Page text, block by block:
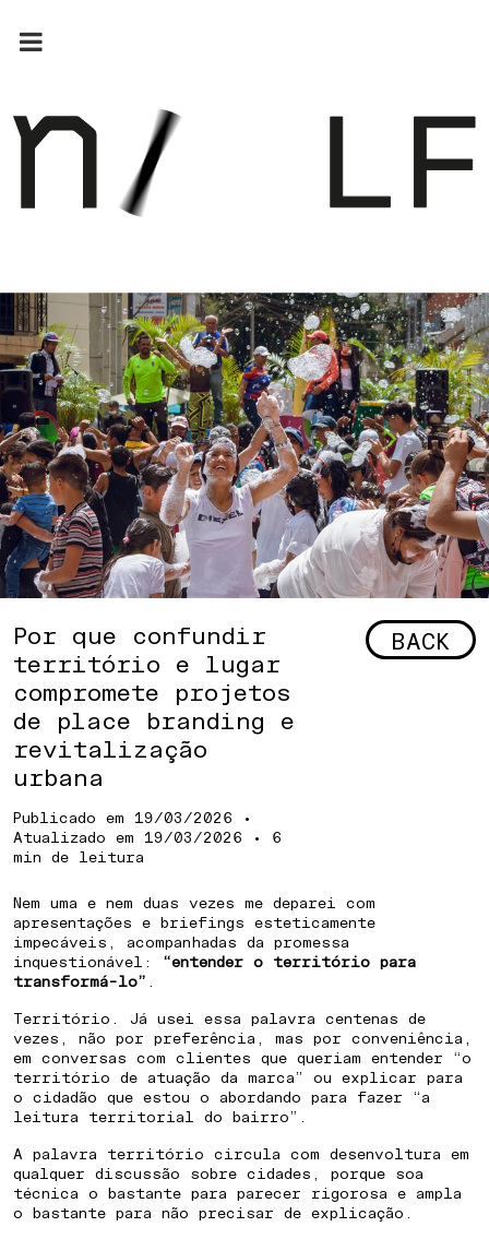
Por que confundir
território e lugar
compromete projetos
de place branding e
revitalização
urbana
Publicado em 19/03/2026
•
Atualizado em 19/03/2026
• 6
min de leitura
BACK
Nem uma e nem duas vezes me deparei com
apresentações e briefings esteticamente
impecáveis, acompanhadas da promessa
inquestionável: “entender o território para
transformá-lo”
Território. Já usei essa palavra centenas de
vezes, não por preferência, mas por conveniência,
em conversas com clientes que queriam entender “o
território de atuação da marca” ou explicar para
o cidadão que estou o abordando para fazer “a
leitura territorial do bairro”.
A palavra território circula com desenvoltura em
qualquer discussão sobre cidades, porque soa
técnica o bastante para parecer rigorosa e ampla
o bastante para não precisar de explicação.